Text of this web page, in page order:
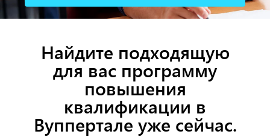
Найдите подходящую
для вас программу
повышения
квалификации в
Вуппертале уже сейчас.